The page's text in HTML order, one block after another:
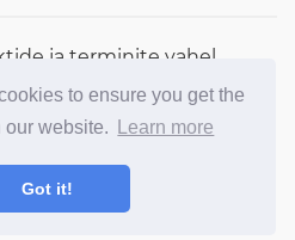
to ensure you get the
our website.
Learn more
Got it!
ja terminite vahel.
terminite, inimeste ja
eksisteerib, võrdlus.